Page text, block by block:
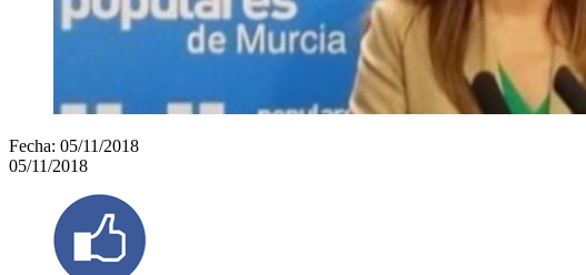
Fecha: 05/11/2018
05/11/2018